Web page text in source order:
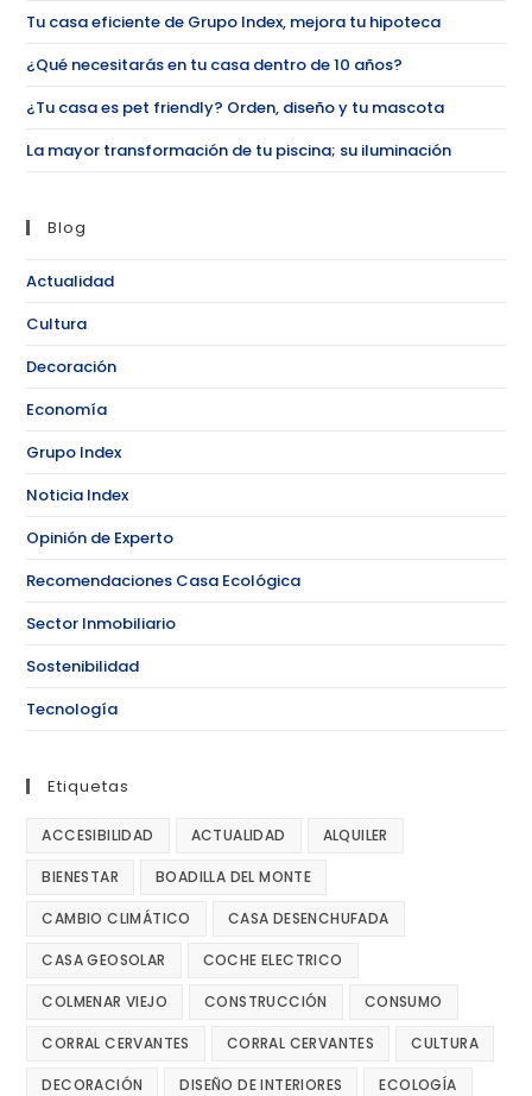
Tu casa eficiente de Grupo Index, mejora tu hipoteca
¿Qué necesitarás en tu casa dentro de 10 años?
¿Tu casa es pet friendly? Orden, diseño y tu mascota
La mayor transformación de tu piscina; su iluminación
Blog
Actualidad
Cultura
Decoración
Economía
Grupo Index
Noticia Index
Opinión de Experto
Recomendaciones Casa Ecológica
Sector Inmobiliario
Sostenibilidad
Tecnología
Etiquetas
ACCESIBILIDAD ACTUALIDAD ALQUILER
BIENESTAR BOADILLA DEL MONTE
CAMBIO CLIMÁTICO CASA DESENCHUFADA
CASA GEOSOLAR COCHE ELECTRICO
COLMENAR VIEJO CONSTRUCCIÓN CONSUMO
CORRAL CERVANTES CORRAL CERVANTES CULTURA
DECORACIÓN DISEÑO DE INTERIORES ECOLOGÍA